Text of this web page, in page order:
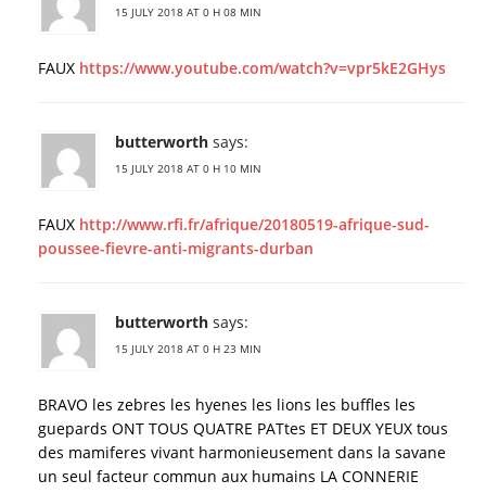
15 JULY 2018 AT 0 H 08 MIN
FAUX https://www.youtube.com/watch?v=vpr5kE2GHys
butterworth says:
15 JULY 2018 AT 0 H 10 MIN
FAUX http://www.rfi.fr/afrique/20180519-afrique-sud-
poussee-fievre-anti-migrants-durban
butterworth says:
15 JULY 2018 AT 0 H 23 MIN
BRAVO les zebres les hyenes les lions les buffles les
guepards ONT TOUS QUATRE PATtes ET DEUX YEUX tous
des mamiferes vivant harmonieusement dans la savane
un seul facteur commun aux humains LA CONNERIE